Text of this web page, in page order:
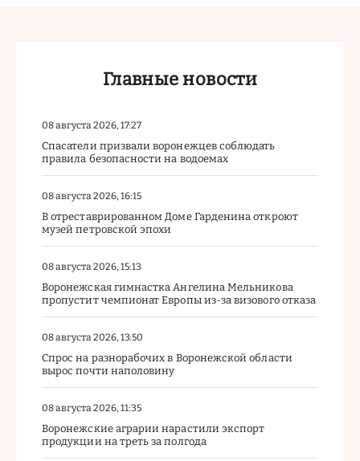
Главные новости
08 августа 2026, 17:27
Спасатели призвали воронежцев соблюдать
правила безопасности на водоемах
08 августа 2026, 16:15
В отреставрированном Доме Гарденина откроют
музей петровской эпохи
08 августа 2026, 15:13
Воронежская гимнастка Ангелина Мельникова
пропустит чемпионат Европы из-за визового отказа
08 августа 2026, 13:50
Спрос на разнорабочих в Воронежской области
вырос почти наполовину
08 августа 2026, 11:35
Воронежские аграрии нарастили экспорт
продукции на треть за полгода